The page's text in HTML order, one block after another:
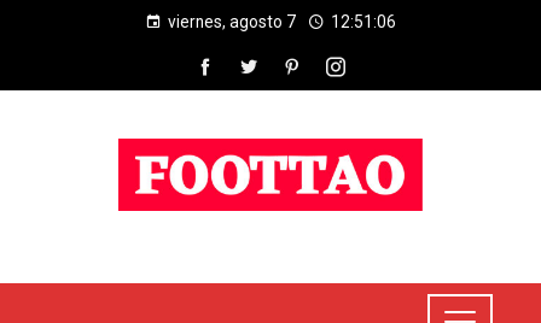
viernes, agosto 7 12:51:06